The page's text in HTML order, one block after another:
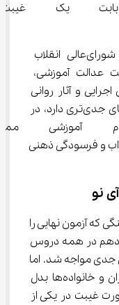
دانش‌آموز بابت یک
به‌نظر می‌رسد که مصوبه کنکوری شورای‌عالی انقلاب
عدالت آموزشی،
نقاط مبهم، ضعف‌های اجرایی و آثار روانی
ناخواسته‌ای است که نیاز به بازنگری‌های جدی‌تری دارد، در
آموزشی
و فرسودگی ذهنی
نو
فرهنگی که آزمون نهایی را
و پایه دوازدهم در همه دروس
جدی مواجه شد. اما
آنچه اکنون به نگرانی اصلی دانش‌آموزان و خانواده‌ها بدل
غیبت در یکی از